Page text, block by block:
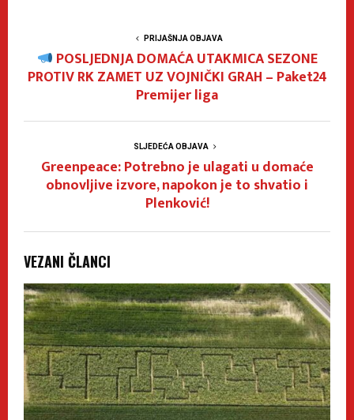
PRIJAŠNJA OBJAVA
POSLJEDNJA DOMAĆA UTAKMICA SEZONE
PROTIV RK ZAMET UZ VOJNIČKI GRAH – Paket24
Premijer liga
SLJEDEĆA OBJAVA
Greenpeace: Potrebno je ulagati u domaće
obnovljive izvore, napokon je to shvatio i
Plenković!
VEZANI ČLANCI